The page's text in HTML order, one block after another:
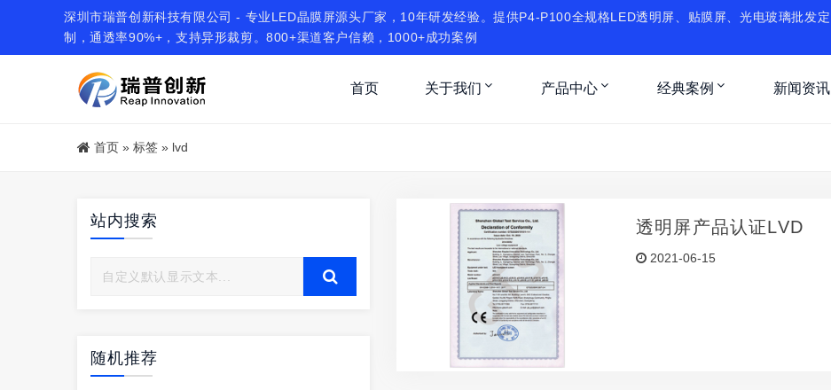
深圳市瑞普创新科技有限公司 - 专业LED晶膜屏源头厂家，10年研发经验。提供P4-P100全规格LED透明屏、贴膜屏、光电玻璃批发定
制，通透率90%+，支持异形裁剪。800+渠道客户信赖，1000+成功案例
首页 关于我们 产品中心 经典案例 新闻资讯
首页 » 标签 » lvd
站内搜索
随机推荐
透明屏产品认证LVD
2021-06-15